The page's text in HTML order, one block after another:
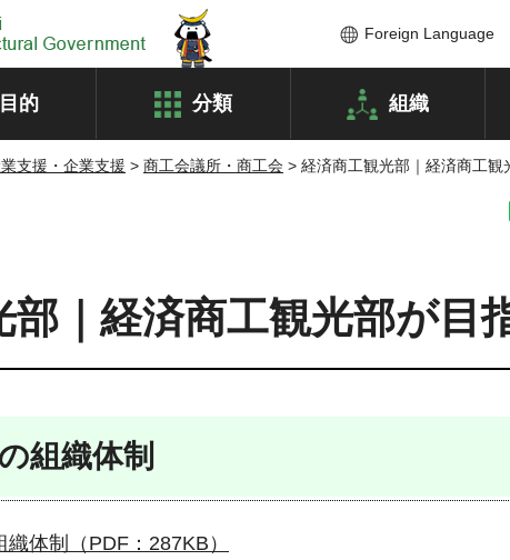
Foreign Language
目的 分類 組織
支援・企業支援 > 商工会議所・商工会 > 経済商工観光部｜経済商工観
部｜経済商工観光部が目
組織体制
体制（PDF：287KB）